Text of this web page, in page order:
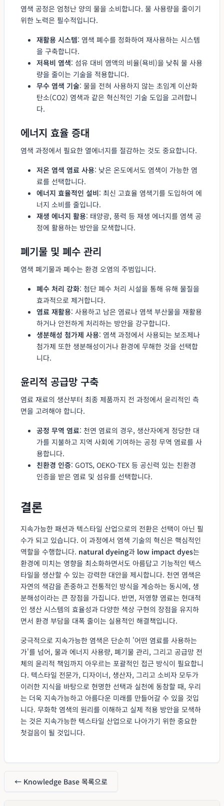
염색 공정은 엄청난 양의 물을 소비합니다. 물 사용량을 줄이기
위한 노력은 필수적입니다.
재활용 시스템: 염색 폐수를 정화하여 재사용하는 시스템
을 구축합니다.
저욕비 염색: 섬유 대비 염액의 비율(욕비)을 낮춰 물 사용
량을 줄이는 기술을 적용합니다.
무수 염색 기술: 물을 전혀 사용하지 않는 초임계 이산화
탄소(CO2) 염색과 같은 혁신적인 기술 도입을 고려합니
다.
에너지 효율 증대
염색 과정에서 필요한 열에너지를 절감하는 것도 중요합니다.
저온 염색 염료 사용: 낮은 온도에서도 염색이 가능한 염
료를 선택합니다.
에너지 효율적인 설비: 최신 고효율 염색기를 도입하여 에
너지 소비를 줄입니다.
재생 에너지 활용: 태양광, 풍력 등 재생 에너지를 염색 공
정에 활용하는 방안을 모색합니다.
폐기물 및 폐수 관리
염색 폐기물과 폐수는 환경 오염의 주범입니다.
폐수 처리 강화: 첨단 폐수 처리 시설을 통해 유해 물질을
효과적으로 제거합니다.
염료 재활용: 사용하고 남은 염료나 염색 부산물을 재활용
하거나 안전하게 처리하는 방안을 강구합니다.
생분해성 첨가제 사용: 염색 과정에서 사용되는 보조제나
첨가제 또한 생분해성이거나 환경에 무해한 것을 선택합
니다.
윤리적 공급망 구축
염료 재료의 생산부터 최종 제품까지 전 과정에서 윤리적인 측
면을 고려해야 합니다.
공정 무역 염료: 천연 염료의 경우, 생산자에게 정당한 대
가를 지불하고 지역 사회에 기여하는 공정 무역 염료를 사
용합니다.
친환경 인증: GOTS, OEKO-TEX 등 공신력 있는 친환경
인증을 받은 염료 및 섬유를 선택합니다.
결론
지속가능한 패션과 텍스타일 산업으로의 전환은 선택이 아닌 필
수가 되고 있습니다. 이 과정에서 염색 기술의 혁신은 핵심적인
역할을 수행합니다. natural dyeing과 low impact dyes는
환경에 미치는 영향을 최소화하면서도 아름답고 기능적인 텍스
타일을 생산할 수 있는 강력한 대안을 제시합니다. 천연 염색은
자연의 색감을 존중하고 전통적인 방식을 계승하는 동시에, 생
분해성이라는 큰 장점을 가집니다. 반면, 저영향 염료는 현대적
인 생산 시스템의 효율성과 다양한 색상 구현의 장점을 유지하
면서 환경 부담을 대폭 줄이는 실용적인 해결책입니다.
궁극적으로 지속가능한 염색은 단순히 '어떤 염료를 사용하는
가'를 넘어, 물과 에너지 사용량, 폐기물 관리, 그리고 공급망 전
체의 윤리적 책임까지 아우르는 포괄적인 접근 방식이 필요합니
다. 텍스타일 전문가, 디자이너, 생산자, 그리고 소비자 모두가
이러한 지식을 바탕으로 현명한 선택과 실천에 동참할 때, 우리
는 더욱 지속가능하고 아름다운 미래를 만들어갈 수 있을 것입
니다. 무화학 염색의 원리를 이해하고 실제 적용 방안을 모색하
는 것은 지속가능한 텍스타일 산업으로 나아가기 위한 중요한
첫걸음이 될 것입니다.
← Knowledge Base 목록으로